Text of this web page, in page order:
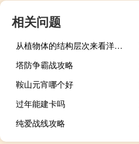
相关问题
从植物体的结构层次来看洋葱鳞片叶属于什么？
塔防争霸战攻略
鞍山元宵哪个好
过年能建卡吗
纯爱战线攻略